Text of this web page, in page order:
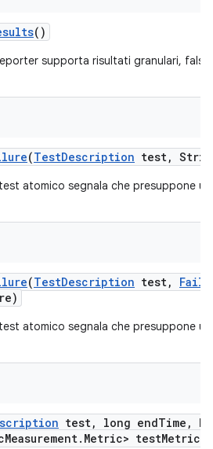
()
supporta risultati granulari, false
(TestDescription test,
atomico segnala che presuppone
(TestDescription test,
atomico segnala che presuppone
test, long endTime ,
Measurement. Metric> testMetrics)